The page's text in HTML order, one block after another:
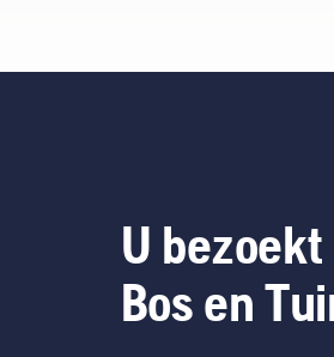
U
Bos en